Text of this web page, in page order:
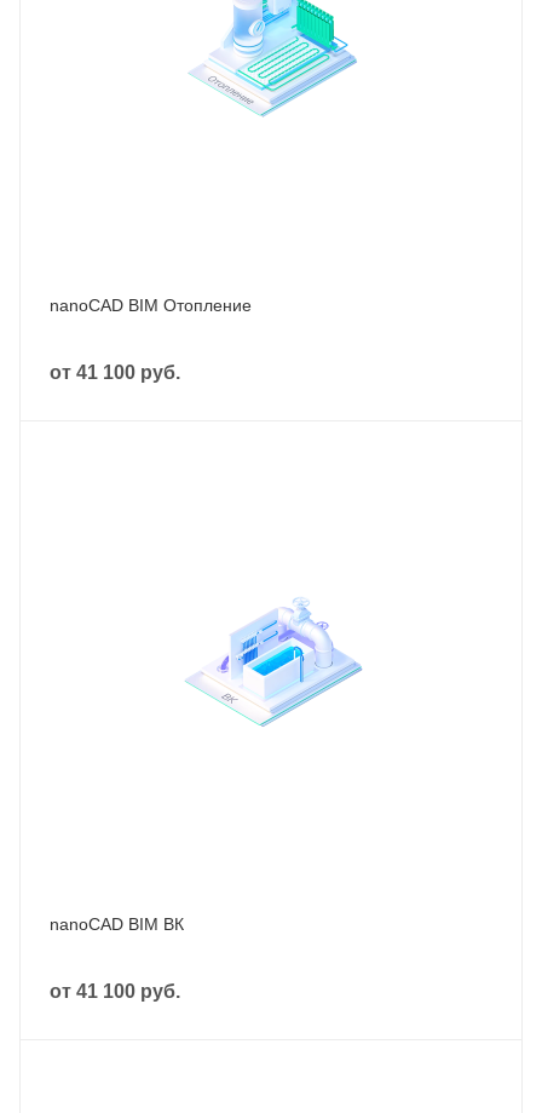
nanoCAD BIM Отопление
от 41 100 руб.
nanoCAD BIM ВК
от 41 100 руб.